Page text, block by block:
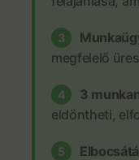
3
megfelelő
4 3
eldöntheti,
5